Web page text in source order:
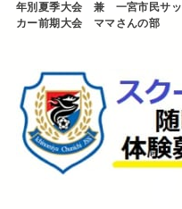
年別夏季大会 兼 一宮市民サッ
カー前期大会 ママさんの部